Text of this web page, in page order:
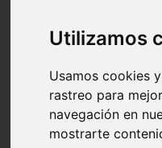
Utilizamos
Usamos cookies
rastreo para
navegación en
mostrarte
Valencia - chiva
Murcia - calasparra
Valencia - sagunt
Asturias - ribadesella
Castellón - benicàssim
Alicante - el-campello